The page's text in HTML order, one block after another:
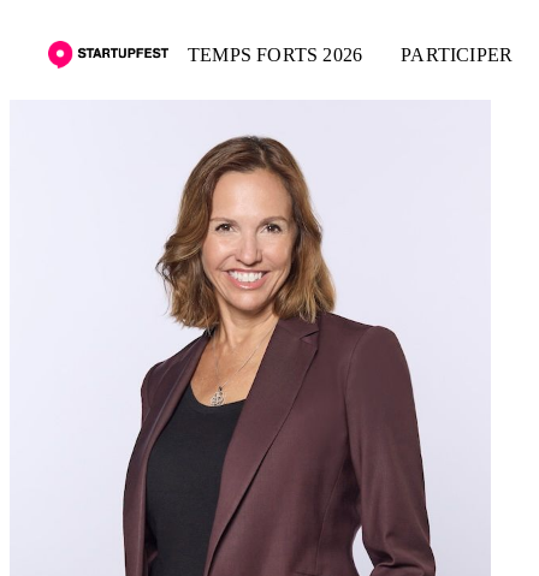
TEMPS FORTS 2026 PARTICIPER